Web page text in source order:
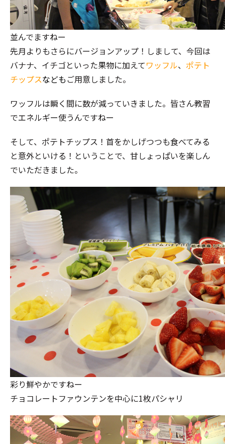
並んでますねー
先月よりもさらにバージョンアップ！しまして、今回は
バナナ、イチゴといった果物に加えてワッフル、 ポテト
チップスなどもご用意しました。
ワッフルは瞬く間に数が減っていきました。皆さん教習
でエネルギー使うんですねー
そして、ポテトチップス！首をかしげつつも食べてみる
と意外といける！ということで、甘しょっぱいを楽しん
でいただきました。
彩り鮮やかですねー
チョコレートファウンテンを中心に1枚パシャリ